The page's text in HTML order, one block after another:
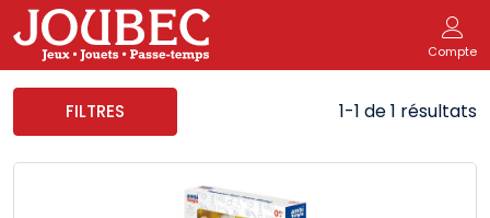
Compte
FILTRES 1-1 de 1 résultats